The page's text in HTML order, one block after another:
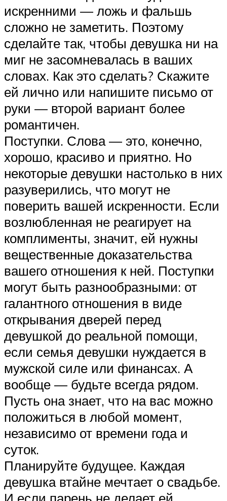
искренними — ложь и фальшь
сложно не заметить. Поэтому
сделайте так, чтобы девушка ни на
миг не засомневалась в ваших
словах. Как это сделать? Скажите
ей лично или напишите письмо от
руки — второй вариант более
романтичен.
Поступки. Слова — это, конечно,
хорошо, красиво и приятно. Но
некоторые девушки настолько в них
разуверились, что могут не
поверить вашей искренности. Если
возлюбленная не реагирует на
комплименты, значит, ей нужны
вещественные доказательства
вашего отношения к ней. Поступки
могут быть разнообразными: от
галантного отношения в виде
открывания дверей перед
девушкой до реальной помощи,
если семья девушки нуждается в
мужской силе или финансах. А
вообще — будьте всегда рядом.
Пусть она знает, что на вас можно
положиться в любой момент,
независимо от времени года и
суток.
Планируйте будущее. Каждая
девушка втайне мечтает о свадьбе.